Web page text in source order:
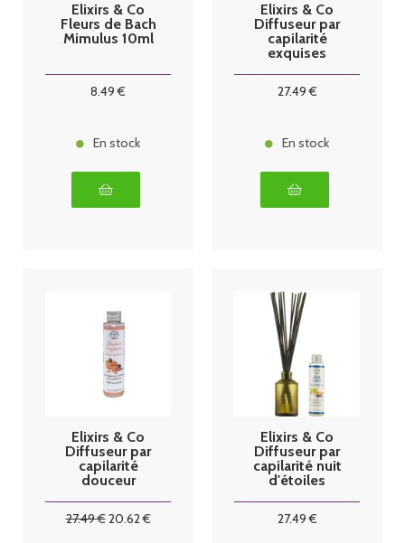
Elixirs & Co
Fleurs de Bach
Mimulus 10ml
8.49 €
En stock
Elixirs & Co
Diffuseur par
capilarité
exquises
27.49€
En stock
Elixirs & Co
Diffuseur par
capilarité
douceur
27.49€20.62€
Elixirs & Co
Diffuseur par
capilarité nuit
d'étoiles
27.49€